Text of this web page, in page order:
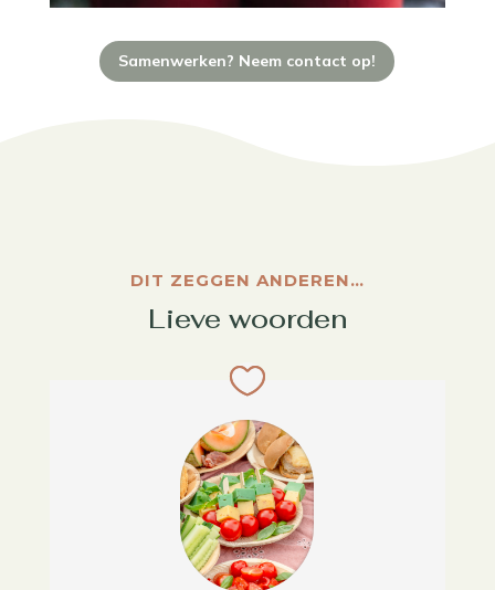
Samenwerken? Neem contact op!
DIT ZEGGEN ANDEREN…
Lieve woorden